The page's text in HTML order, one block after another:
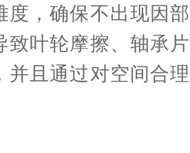
度，确保不出现因
致叶轮摩擦、轴承
并且通过对空间合